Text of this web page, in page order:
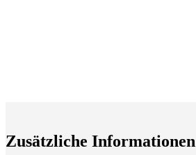
Zusätzliche Informationen